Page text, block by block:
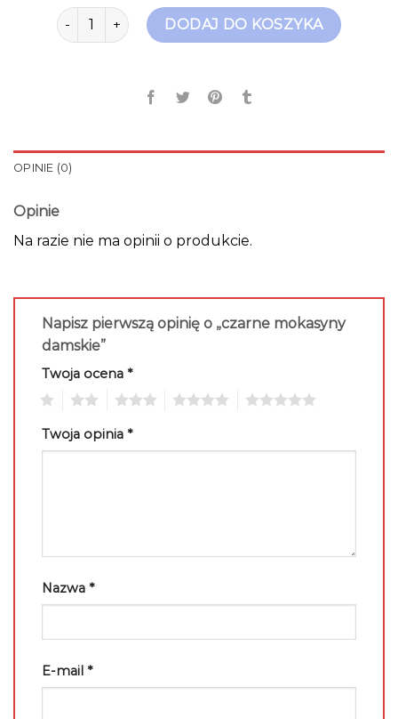
ilość czarne mokasyny damskie
DODAJ DO KOSZYKA
OPINIE (0)
Opinie
Na razie nie ma opinii o produkcie.
Napisz pierwszą opinię o „czarne mokasyny
damskie”
Twoja ocena *
Twoja opinia *
Nazwa *
E-mail *